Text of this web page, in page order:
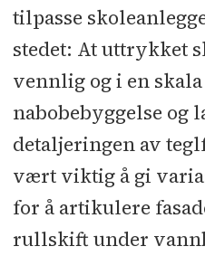
tilpasse
stedet: At uttrykket
vennlig og i en
nabobebyggelse og
detaljeringen av
vært viktig å gi
for å artikulere
rullskift under